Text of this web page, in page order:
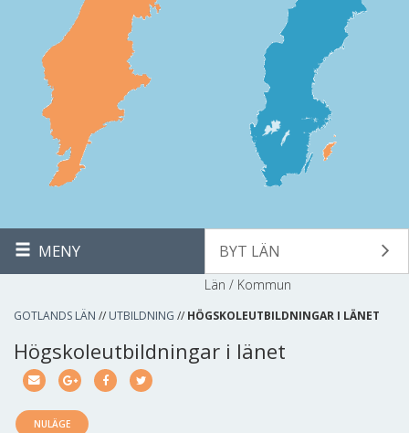
MENY BYT LÄN
Län / Kommun
GOTLANDS LÄN // UTBILDNING // HÖGSKOLEUTBILDNINGAR I LÄNET
Högskoleutbildningar i länet
NULÄGE